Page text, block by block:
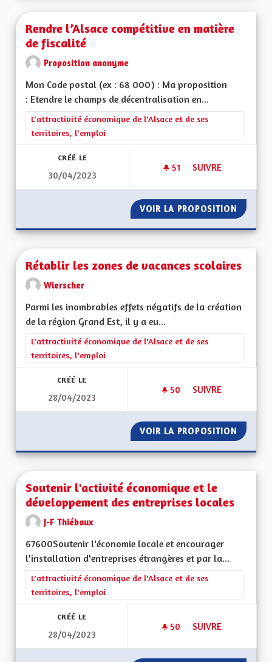
Rendre l’Alsace compétitive en matière
de fiscalité
Proposition anonyme
Mon Code postal (ex : 68 000) : Ma proposition
: Etendre le champs de décentralisation en...
Filtrer les résultats de la catégorie : L'attractivité
L'attractivité économique de l'Alsace et de ses
territoires, l'emploi
CRÉÉ LE
30/04/2023
51 51 ABONNÉS
SUIVRE
VOIR LA PROPOSITION
Rétablir les zones de vacances scolaires
Wierscher
Parmi les inombrables effets négatifs de la création
de la région Grand Est, il y a eu...
Filtrer les résultats de la catégorie : L'attractivité
L'attractivité économique de l'Alsace et de ses
territoires, l'emploi
CRÉÉ LE
28/04/2023
50 50 ABONNÉS
SUIVRE
VOIR LA PROPOSITION
Soutenir l'activité économique et le
développement des entreprises locales
J-F Thiébaux
67600Soutenir l'économie locale et encourager
l'installation d'entreprises étrangères et par la...
Filtrer les résultats de la catégorie : L'attractivité
L'attractivité économique de l'Alsace et de ses
territoires, l'emploi
CRÉÉ LE
28/04/2023
50 50 ABONNÉS
SUIVRE